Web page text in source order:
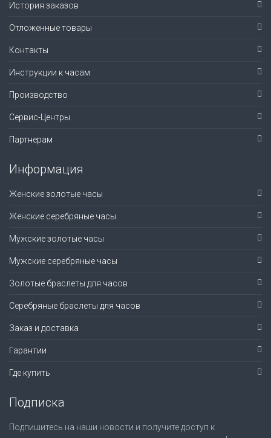
История заказов
Отложенные товары
Контакты
Инструкции к часам
Производство
Сервис-Центры
Партнерам
Информация
Женские золотые часы
Женские серебряные часы
Мужские золотые часы
Мужские серебряные часы
Золотые браслеты для часов
Серебряные браслеты для часов
Заказ и доставка
Гарантии
Где купить
Подписка
Подпишитесь на наши новости и получите доступ к